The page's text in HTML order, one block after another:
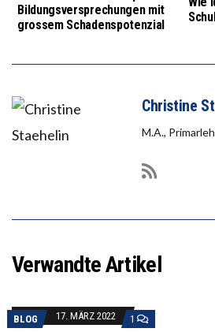
Bildungsversprechungen mit
grossem Schadenspotenzial
Christine
M.A.,
Verwandte Artikel
BLOG 17. MÄRZ 2022 1